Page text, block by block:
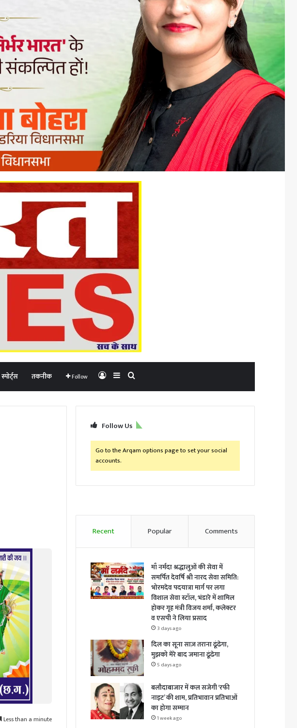
स्पोर्ट्स तकनीक Follow Log InSidebarSearch for
Less than a minute
Follow Us
Go to the Arqam options page to set your social
accounts.
Recent Popular Comments
माँ नर्मदा श्रद्धालुओं की सेवा में
समर्पित देवर्षि श्री नारद सेवा समिति:
भोरमदेव पदयात्रा मार्ग पर लगा
विशाल सेवा स्टॉल, भंडारे में शामिल
होकर गृह मंत्री विजय शर्मा, कलेक्टर
व एसपी ने लिया प्रसाद
3 days ago
दिल का सूना साज़ तराना ढूंढेगा,
मुझको मेरे बाद जमाना ढूंढेगा
5 days ago
बलौदाबाजार में कल सजेगी ‘रफी
नाइट’ की शाम, प्रतिभावान प्रतिभाओं
का होगा सम्मान
1 week ago